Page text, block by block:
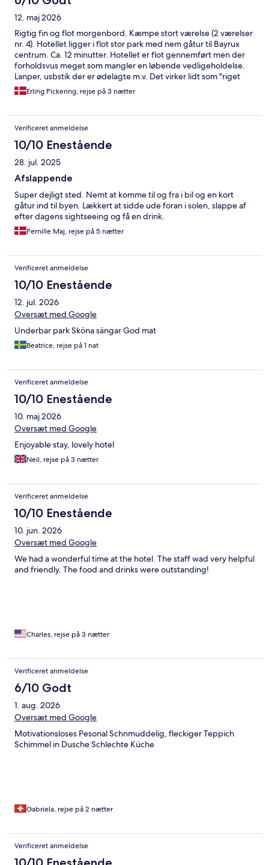
12. maj 2026
Rigtig fin og flot morgenbord. Kæmpe stort værelse (2 værelser
nr. 4). Hotellet ligger i flot stor park med nem gåtur til Bayrux
centrum. Ca. 12 minutter. Hotellet er flot gennemført men der
forholdsvus meget som mangler en løbende vedligeholdelse.
Lanper, usbstik der er ødelagte m.v. Det virker lidt som "riget
mangler penge", men fortsat et besøg værd. Restauranten lever
ikke op til et 4-stjernet hotel, men ok. Rengøring i top.
Erling Pickering, rejse på 3 nætter
Verificeret anmeldelse
10/10 Enestående
28. jul. 2025
Afslappende
Super dejligt sted. Nemt at komme til og fra i bil og en kort
gåtur ind til byen. Lækkert at sidde ude foran i solen, slappe af
efter dagens sightseeing og få en drink.
Pernille Maj, rejse på 5 nætter
Verificeret anmeldelse
10/10 Enestående
12. jul. 2026
Oversæt med Google
Underbar park Sköna sängar God mat
Beatrice, rejse på 1 nat
Verificeret anmeldelse
10/10 Enestående
10. maj 2026
Oversæt med Google
Enjoyable stay, lovely hotel
Neil, rejse på 3 nætter
Verificeret anmeldelse
10/10 Enestående
10. jun. 2026
Oversæt med Google
We had a wonderful time at the hotel. The staff wad very helpful
and friendly. The food and drinks were outstanding!
Charles, rejse på 3 nætter
Verificeret anmeldelse
6/10 Godt
1. aug. 2026
Oversæt med Google
Motivationsloses Pesonal Schnmuddelig, fleckiger Teppich
Schimmel in Dusche Schlechte Küche
Gabriela, rejse på 2 nætter
Verificeret anmeldelse